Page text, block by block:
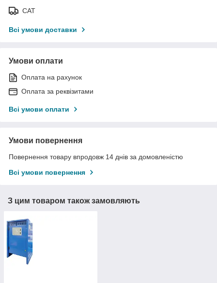
САТ
Всі умови доставки
Умови оплати
Оплата на рахунок
Оплата за реквізитами
Всі умови оплати
Умови повернення
Повернення товару впродовж 14 днів за домовленістю
Всі умови повернення
З цим товаром також замовляють